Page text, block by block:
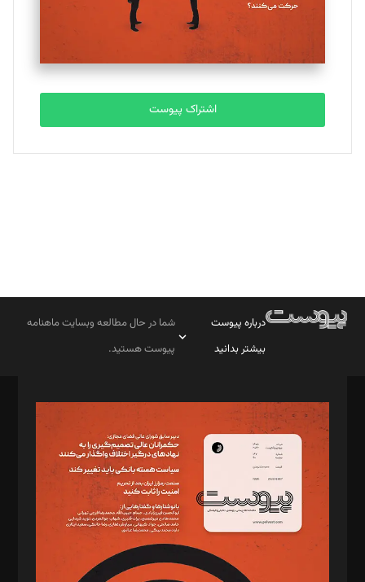
مصطفی مسجدی آرانی
تحریریه
بابک نقاش
تحریریه
اشتراک پیوست
درباره پیوست
بیشتر بدانید
شما در حال مطالعه وبسایت ماهنامه
پیوست هستید.
مدیر مسئول: محمدباقر اثنی‌عشری
سردبیر: مهرک محمودی
دبیر تحریریه: میثم قاسمی
د‌بیر ناداستان: سمانه سمیع
د‌بیر خدمت و تجارت: ابوالفضل رجبی
د‌بیر حقوق فناوری: حسام‌الدین ایپکچی
د‌بیر پیوست جهان: مینا پاکدل
د‌بیر تحریریه آنلاین: بابک نقاش